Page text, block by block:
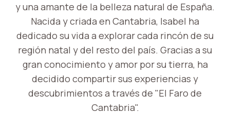
y una amante de la belleza natural de España.
Nacida y criada en Cantabria, Isabel ha
dedicado su vida a explorar cada rincón de su
región natal y del resto del país. Gracias a su
gran conocimiento y amor por su tierra, ha
decidido compartir sus experiencias y
descubrimientos a través de "El Faro de
Cantabria".